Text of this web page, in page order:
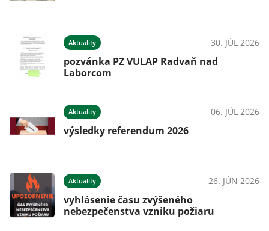
Aktuality 30. JÚL 2026
pozvánka PZ VULAP Radvaň nad
Laborcom
Aktuality 06. JÚL 2026
výsledky referendum 2026
Aktuality 26. JÚN 2026
vyhlásenie času zvýšeného
nebezpečenstva vzniku požiaru